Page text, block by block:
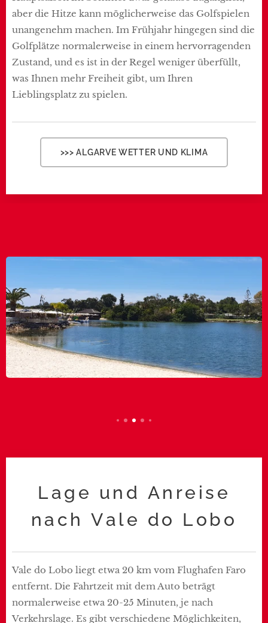
aber die Hitze kann möglicherweise das Golfspielen
unangenehm machen. Im Frühjahr hingegen sind die
Golfplätze normalerweise in einem hervorragenden
Zustand, und es ist in der Regel weniger überfüllt,
was Ihnen mehr Freiheit gibt, um Ihren
Lieblingsplatz zu spielen.
>>> ALGARVE WETTER UND KLIMA
Lage und Anreise
nach Vale do Lobo
Vale do Lobo liegt etwa 20 km vom Flughafen Faro
entfernt. Die Fahrtzeit mit dem Auto beträgt
normalerweise etwa 20-25 Minuten, je nach
Verkehrslage. Es gibt verschiedene Möglichkeiten,